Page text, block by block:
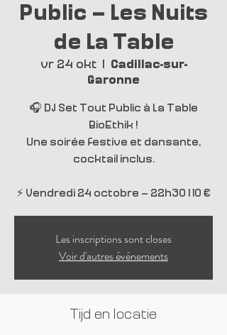
Public – Les Nuits
de La Table
vr 24 okt
  |
Cadillac-sur-
Garonne
🎧 DJ Set Tout Public à La Table
BioEthik !
Une soirée festive et dansante,
cocktail inclus.
⚡ Vendredi 24 octobre – 22h30 | 10 €
Les inscriptions sont closes
Voir d'autres événements
Tijd en locatie